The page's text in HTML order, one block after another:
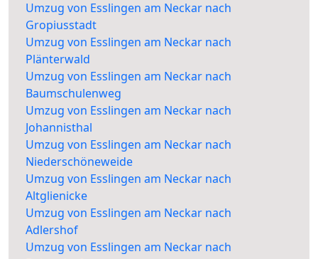
Umzug von Esslingen am Neckar nach
Gropiusstadt
Umzug von Esslingen am Neckar nach
Plänterwald
Umzug von Esslingen am Neckar nach
Baumschulenweg
Umzug von Esslingen am Neckar nach
Johannisthal
Umzug von Esslingen am Neckar nach
Niederschöneweide
Umzug von Esslingen am Neckar nach
Altglienicke
Umzug von Esslingen am Neckar nach
Adlershof
Umzug von Esslingen am Neckar nach